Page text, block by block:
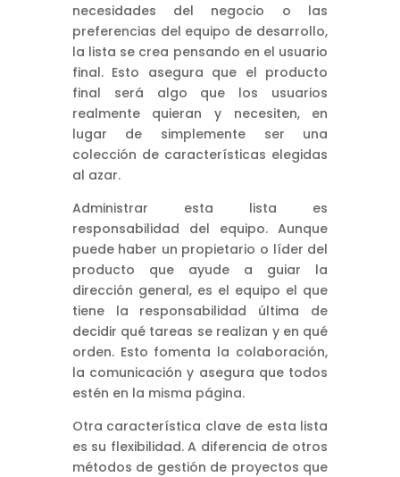
necesidades del negocio o las
preferencias del equipo de desarrollo,
la lista se crea pensando en el usuario
final. Esto asegura que el producto
final será algo que los usuarios
realmente quieran y necesiten, en
lugar de simplemente ser una
colección de características elegidas
al azar.
Administrar esta lista es
responsabilidad del equipo. Aunque
puede haber un propietario o líder del
producto que ayude a guiar la
dirección general, es el equipo el que
tiene la responsabilidad última de
decidir qué tareas se realizan y en qué
orden. Esto fomenta la colaboración,
la comunicación y asegura que todos
estén en la misma página.
Otra característica clave de esta lista
es su flexibilidad. A diferencia de otros
métodos de gestión de proyectos que